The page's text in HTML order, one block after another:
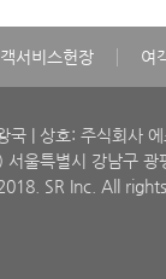
서비스헌장 여
국 | 상호: 주식회사
울특별시 강남구 광
SR Inc. All